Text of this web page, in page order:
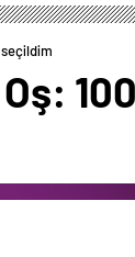
seçildim